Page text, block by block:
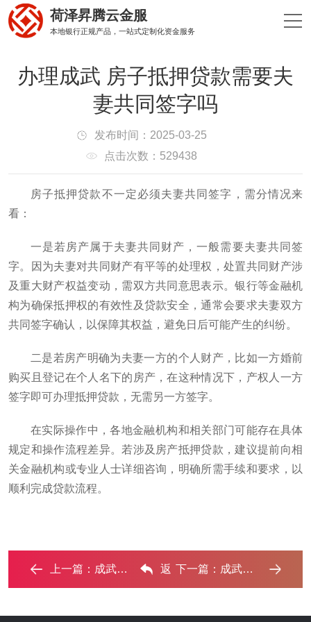
荷泽昇腾云金服
本地银行正规产品，一站式定制化资金服务
办理成武 房子抵押贷款需要夫
妻共同签字吗
发布时间：2025-03-25
点击次数：529438
房子抵押贷款不一定必须夫妻共同签字，需分情况来
看：
一是若房产属于夫妻共同财产，一般需要夫妻共同签
字。因为夫妻对共同财产有平等的处理权，处置共同财产涉
及重大财产权益变动，需双方共同意思表示。银行等金融机
构为确保抵押权的有效性及贷款安全，通常会要求夫妻双方
共同签字确认，以保障其权益，避免日后可能产生的纠纷。
二是若房产明确为夫妻一方的个人财产，比如一方婚前
购买且登记在个人名下的房产，在这种情况下，产权人一方
签字即可办理抵押贷款，无需另一方签字。
在实际操作中，各地金融机构和相关部门可能存在具体
规定和操作流程差异。若涉及房产抵押贷款，建议提前向相
关金融机构或专业人士详细咨询，明确所需手续和要求，以
顺利完成贷款流程。
上一篇： 成武房子抵押贷款必须夫妻都去银行吗 ...‌ 返 下一篇： 成武房子抵押贷款最多可以贷几年？‌